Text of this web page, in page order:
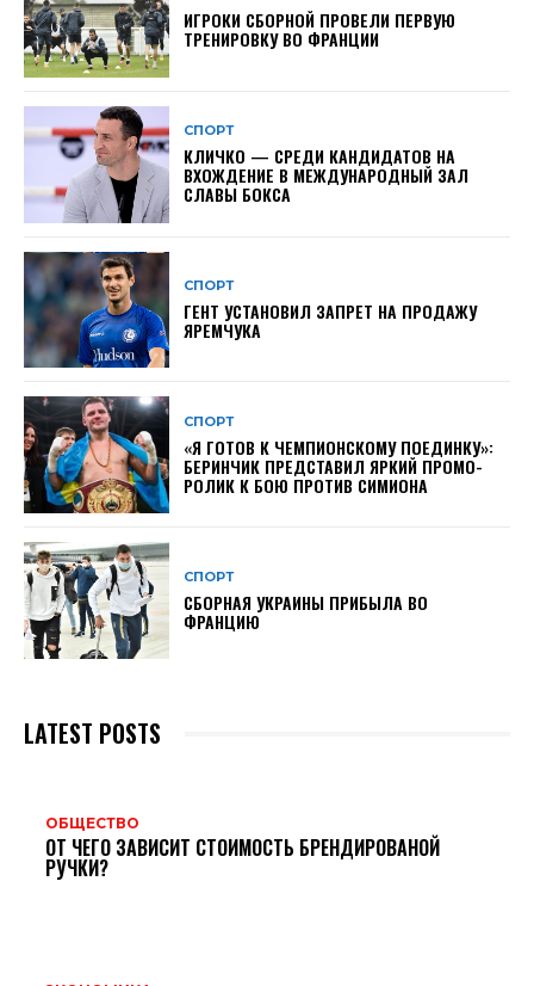
ИГРОКИ СБОРНОЙ ПРОВЕЛИ ПЕРВУЮ
ТРЕНИРОВКУ ВО ФРАНЦИИ
СПОРТ
КЛИЧКО — СРЕДИ КАНДИДАТОВ НА
ВХОЖДЕНИЕ В МЕЖДУНАРОДНЫЙ ЗАЛ
СЛАВЫ БОКСА
СПОРТ
ГЕНТ УСТАНОВИЛ ЗАПРЕТ НА ПРОДАЖУ
ЯРЕМЧУКА
СПОРТ
«Я ГОТОВ К ЧЕМПИОНСКОМУ ПОЕДИНКУ»:
БЕРИНЧИК ПРЕДСТАВИЛ ЯРКИЙ ПРОМО-
РОЛИК К БОЮ ПРОТИВ СИМИОНА
СПОРТ
СБОРНАЯ УКРАИНЫ ПРИБЫЛА ВО
ФРАНЦИЮ
LATEST POSTS
ОБЩЕСТВО
ОТ ЧЕГО ЗАВИСИТ СТОИМОСТЬ БРЕНДИРОВАНОЙ
РУЧКИ?